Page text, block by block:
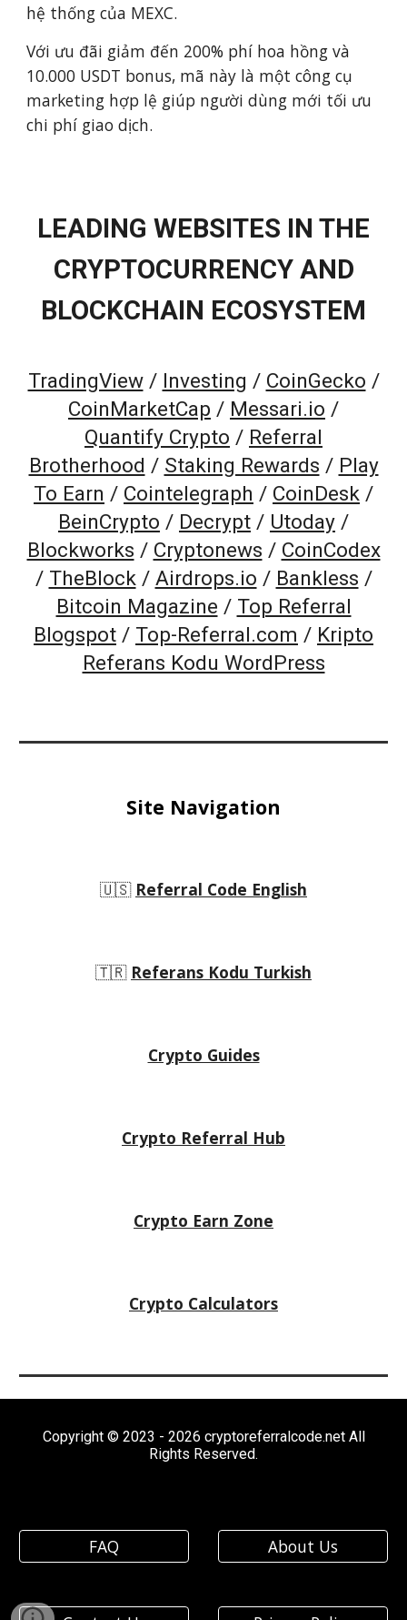
hệ thống của MEXC.
Với ưu đãi giảm đến 200% phí hoa hồng và
10.000 USDT bonus, mã này là một công cụ
marketing hợp lệ giúp người dùng mới tối ưu
chi phí giao dịch.
LEADING WEBSITES IN THE
CRYPTOCURRENCY AND
BLOCKCHAIN ECOSYSTEM
TradingView/ Investing / CoinGecko /
CoinMarketCap / Messari.io /
Quantify Crypto / Referral
Brotherhood / Staking Rewards / Play
To Earn / Cointelegraph / CoinDesk /
BeinCrypto / Decrypt / Utoday /
Blockworks / Cryptonews / CoinCodex
/ TheBlock/ Airdrops.io / Bankless /
Bitcoin Magazine / Top Referral
Blogspot / Top-Referral.com / Kripto
Referans Kodu WordPress
Site Navigation
🇺🇸 Referral Code English
🇹🇷 Referans Kodu Turkish
Crypto Guides
Crypto Referral Hub
Crypto Earn Zone
Crypto Calculators
Copyright © 2023 - 2026 cryptoreferralcode.net All
Rights Reserved.
FAQ About Us